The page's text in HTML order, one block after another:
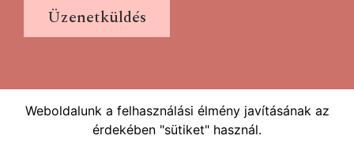
Üzenetküldés
Weboldalunk a felhasználási élmény javításának az
érdekében "sütiket" használ.